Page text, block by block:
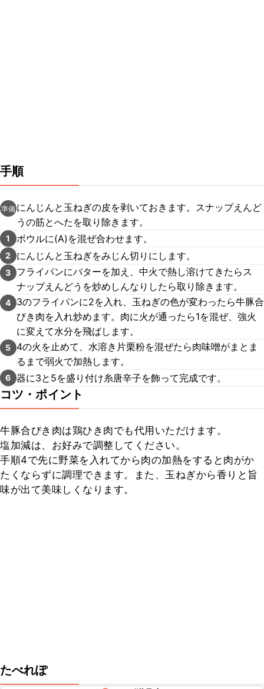
手順
準備 にんじんと玉ねぎの皮を剥いておきます。スナップえんど
うの筋とへたを取り除きます。
1 ボウルに(A)を混ぜ合わせます。
2 にんじんと玉ねぎをみじん切りにします。
3
フライパンにバターを加え、中火で熱し溶けてきたらス
ナップえんどうを炒めしんなりしたら取り除きます。
4
3のフライパンに2を入れ、玉ねぎの色が変わったら牛豚合
びき肉を入れ炒めます。肉に火が通ったら1を混ぜ、強火
に変えて水分を飛ばします。
5
4の火を止めて、水溶き片栗粉を混ぜたら肉味噌がまとま
るまで弱火で加熱します。
6 器に3と5を盛り付け糸唐辛子を飾って完成です。
コツ・ポイント
牛豚合びき肉は鶏ひき肉でも代用いただけます。
塩加減は、お好みで調整してください。
手順4で先に野菜を入れてから肉の加熱をすると肉がか
たくならずに調理できます。また、玉ねぎから香りと旨
味が出て美味しくなります。
たべれぽ